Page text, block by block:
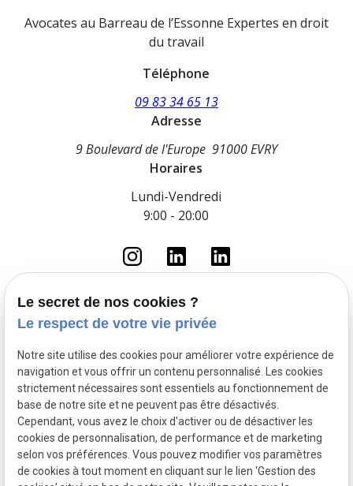
Avocates au Barreau de l’Essonne Expertes en droit
du travail
Téléphone
09 83 34 65 13
Adresse
9 Boulevard de l'Europe 91000 EVRY
Horaires
Lundi-Vendredi
9:00 - 20:00
Accueil
Le cabinet
Droit du travail
Fonction Publique
Droit pénal routier
Droit pénal
Actualités
Le secret de nos cookies ?
Le respect de votre vie privée
Notre site utilise des cookies pour améliorer votre expérience de
navigation et vous offrir un contenu personnalisé. Les cookies
strictement nécessaires sont essentiels au fonctionnement de
base de notre site et ne peuvent pas être désactivés.
Cependant, vous avez le choix d'activer ou de désactiver les
cookies de personnalisation, de performance et de marketing
selon vos préférences. Vous pouvez modifier vos paramètres
de cookies à tout moment en cliquant sur le lien 'Gestion des